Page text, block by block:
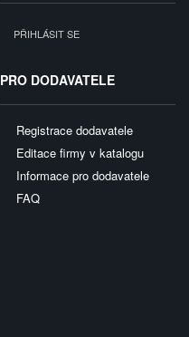
PŘIHLÁSIT SE
PRO DODAVATELE
Registrace dodavatele
Editace firmy v katalogu
Informace pro dodavatele
FAQ